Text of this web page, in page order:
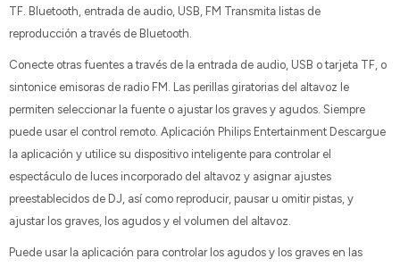
TF. Bluetooth, entrada de audio, USB, FM Transmita listas de
reproducción a través de Bluetooth.
Conecte otras fuentes a través de la entrada de audio, USB o tarjeta TF, o
sintonice emisoras de radio FM. Las perillas giratorias del altavoz le
permiten seleccionar la fuente o ajustar los graves y agudos. Siempre
puede usar el control remoto. Aplicación Philips Entertainment Descargue
la aplicación y utilice su dispositivo inteligente para controlar el
espectáculo de luces incorporado del altavoz y asignar ajustes
preestablecidos de DJ, así como reproducir, pausar u omitir pistas, y
ajustar los graves, los agudos y el volumen del altavoz.
Puede usar la aplicación para controlar los agudos y los graves en las